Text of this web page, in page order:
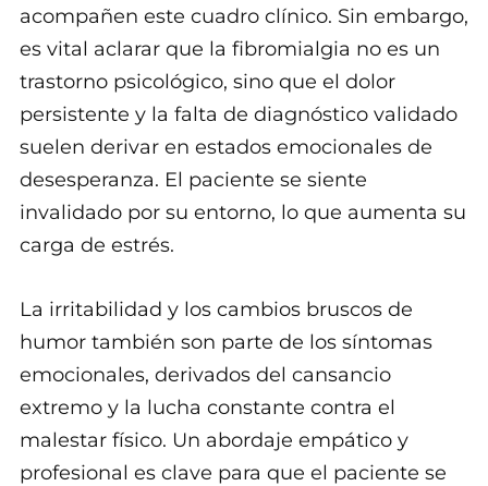
acompañen este cuadro clínico. Sin embargo,
es vital aclarar que la fibromialgia no es un
trastorno psicológico, sino que el dolor
persistente y la falta de diagnóstico validado
suelen derivar en estados emocionales de
desesperanza. El paciente se siente
invalidado por su entorno, lo que aumenta su
carga de estrés.
La irritabilidad y los cambios bruscos de
humor también son parte de los síntomas
emocionales, derivados del cansancio
extremo y la lucha constante contra el
malestar físico. Un abordaje empático y
profesional es clave para que el paciente se